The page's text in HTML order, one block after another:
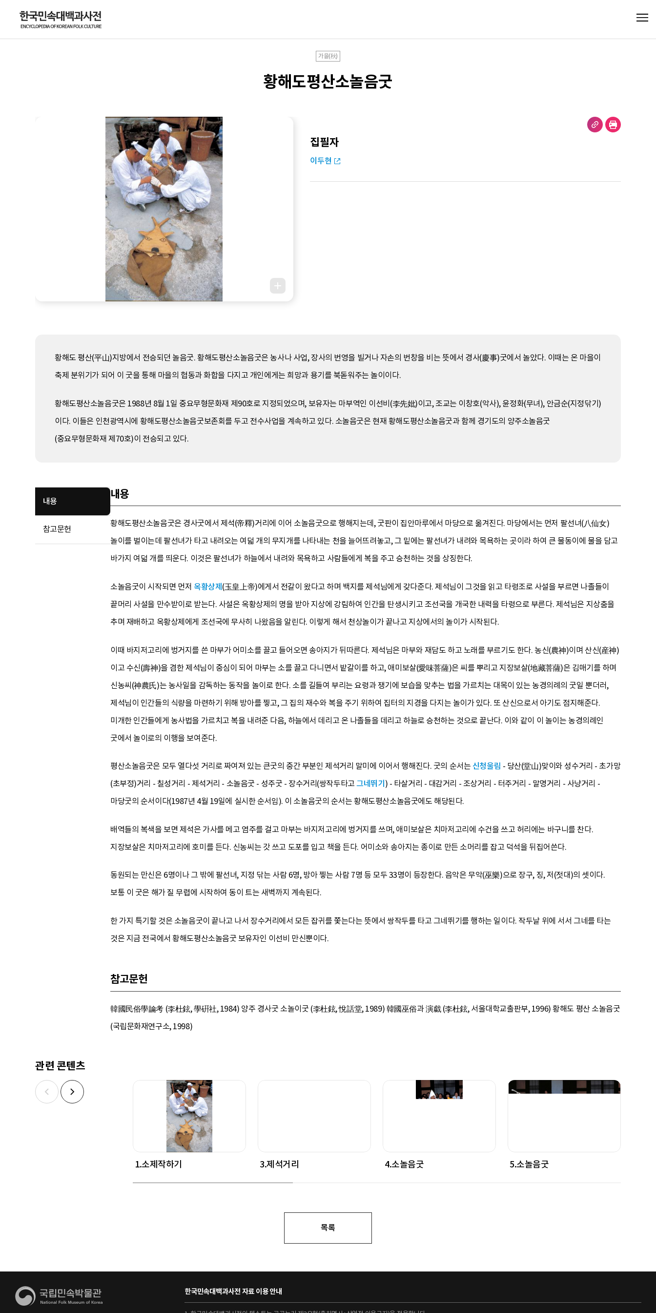
가을(秋)
황해도평산소놀음굿
집필자
이두현
황해도 평산(平山)지방에서 전승되던 놀음굿. 황해도평산소놀음굿은 농사나 사업, 장사의 번영을 빌거나 자손의 번창을 비는 뜻에서 경사(慶事)굿에서 놀았다. 이때는 온 마을이
축제 분위기가 되어 이 굿을 통해 마을의 협동과 화합을 다지고 개인에게는 희망과 용기를 북돋워주는 놀이이다.
황해도평산소놀음굿은 1988년 8월 1일 중요무형문화재 제90호로 지정되었으며, 보유자는 마부역인 이선비(李先妣)이고, 조교는 이창호(악사), 윤정화(무녀), 안금순(지정닦기)
이다. 이들은 인천광역시에 황해도평산소놀음굿보존회를 두고 전수사업을 계속하고 있다. 소놀음굿은 현재 황해도평산소놀음굿과 함께 경기도의 양주소놀음굿
(중요무형문화재 제70호)이 전승되고 있다.
내용
참고문헌
내용
황해도평산소놀음굿은 경사굿에서 제석(帝釋)거리에 이어 소놀음굿으로 행해지는데, 굿판이 집안마루에서 마당으로 옮겨진다. 마당에서는 먼저 팔선녀(八仙女)
놀이를 벌이는데 팔선녀가 타고 내려오는 여덟 개의 무지개를 나타내는 천을 늘어뜨려놓고, 그 밑에는 팔선녀가 내려와 목욕하는 곳이라 하여 큰 물동이에 물을 담고
바가지 여덟 개를 띄운다. 이것은 팔선녀가 하늘에서 내려와 목욕하고 사람들에게 복을 주고 승천하는 것을 상징한다.
소놀음굿이 시작되면 먼저 옥황상제 (玉皇上帝)에게서 전갈이 왔다고 하며 백지를 제석님에게 갖다준다. 제석님이 그것을 읽고 타령조로 사설을 부르면 나졸들이
끝머리 사설을 만수받이로 받는다. 사설은 옥황상제의 명을 받아 지상에 강림하여 인간을 탄생시키고 조선국을 개국한 내력을 타령으로 부른다. 제석님은 지상춤을
추며 재배하고 옥황상제에게 조선국에 무사히 나왔음을 알린다. 이렇게 해서 천상놀이가 끝나고 지상에서의 놀이가 시작된다.
이때 바지저고리에 벙거지를 쓴 마부가 어미소를 끌고 들어오면 송아지가 뒤따른다. 제석님은 마부와 재담도 하고 노래를 부르기도 한다. 농신(農神)이며 산신(産神)
이고 수신(壽神)을 겸한 제석님이 중심이 되어 마부는 소를 끌고 다니면서 밭갈이를 하고, 애미보살(愛味菩薩)은 씨를 뿌리고 지장보살(地藏菩薩)은 김매기를 하며
신농씨(神農氏)는 농사일을 감독하는 동작을 놀이로 한다. 소를 길들여 부리는 요령과 쟁기에 보습을 맞추는 법을 가르치는 대목이 있는 농경의례의 굿일 뿐더러,
제석님이 인간들의 식량을 마련하기 위해 방아를 찧고, 그 집의 재수와 복을 주기 위하여 집터의 지경을 다지는 놀이가 있다. 또 산신으로서 아기도 점지해준다.
미개한 인간들에게 농사법을 가르치고 복을 내려준 다음, 하늘에서 데리고 온 나졸들을 데리고 하늘로 승천하는 것으로 끝난다. 이와 같이 이 놀이는 농경의례인
굿에서 놀이로의 이행을 보여준다.
평산소놀음굿은 모두 열다섯 거리로 짜여져 있는 큰굿의 중간 부분인 제석거리 말미에 이어서 행해진다. 굿의 순서는 신청울림 - 당산(堂山)맞이와 성수거리 - 초가망
(초부정)거리 - 칠성거리 - 제석거리 - 소놀음굿 - 성주굿 - 장수거리(쌍작두타고그네뛰기 ) - 타살거리 - 대감거리 - 조상거리 - 터주거리 - 말명거리 - 사냥거리 -
마당굿의 순서이다(1987년 4월 19일에 실시한 순서임). 이 소놀음굿의 순서는 황해도평산소놀음굿에도 해당된다.
배역들의 복색을 보면 제석은 가사를 메고 염주를 걸고 마부는 바지저고리에 벙거지를 쓰며, 애미보살은 치마저고리에 수건을 쓰고 허리에는 바구니를 찬다.
지장보살은 치마저고리에 호미를 든다. 신농씨는 갓 쓰고 도포를 입고 책을 든다. 어미소와 송아지는 종이로 만든 소머리를 잡고 덕석을 뒤집어쓴다.
동원되는 만신은 6명이나 그 밖에 팔선녀, 지정 닦는 사람 6명, 방아 찧는 사람 7명 등 모두 33명이 등장한다. 음악은 무악(巫樂)으로 장구, 징, 저(젓대)의 셋이다.
보통 이 굿은 해가 질 무렵에 시작하여 동이 트는 새벽까지 계속된다.
한 가지 특기할 것은 소놀음굿이 끝나고 나서 장수거리에서 모든 잡귀를 쫓는다는 뜻에서 쌍작두를 타고 그네뛰기를 행하는 일이다. 작두날 위에 서서 그네를 타는
것은 지금 전국에서 황해도평산소놀음굿 보유자인 이선비 만신뿐이다.
참고문헌
韓國民俗學論考 (李杜鉉, 學硏社, 1984) 양주 경사굿 소놀이굿 (李杜鉉, 悅話堂, 1989) 韓國巫俗과 演戱 (李杜鉉, 서울대학교출판부, 1996) 황해도 평산 소놀음굿
(국립문화재연구소, 1998)
관련 콘텐츠
1.소제작하기 3.제석거리 4.소놀음굿 5.소놀음굿
목록
한국민속대백과사전 자료 이용 안내